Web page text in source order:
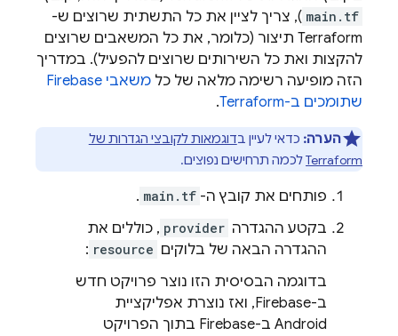
main.tf ), צריך לציין את כל התשתית שרוצים ש-
Terraform תיצור (כלומר, את כל המשאבים שרוצים
להקצות ואת כל השירותים שרוצים להפעיל). במדריך
הזה מופיעה רשימה מלאה של כל
משאבי Firebase
שתומכים ב-Terraform
.
הערה: כדאי לעיין בדוגמאות לקובצי הגדרות של
Terraformלכמה תרחישים נפוצים.
פותחים את קובץ ה- main.tf
.
בקטע ההגדרה provider , כוללים את
ההגדרה הבאה של בלוקים resource
:
בדוגמה הבסיסית הזו נוצר פרויקט חדש
ב-Firebase, ואז נוצרת אפליקציית
Android ב-Firebase בתוך הפרויקט